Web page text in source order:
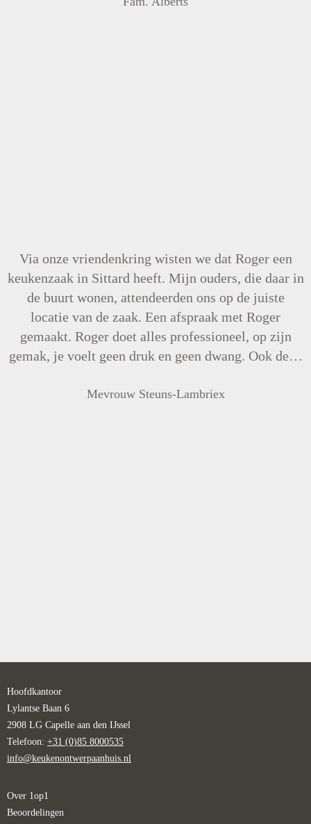
Via onze vriendenkring wisten we dat Roger een
keukenzaak in Sittard heeft. Mijn ouders, die daar in
de buurt wonen, attendeerden ons op de juiste
locatie van de zaak. Een afspraak met Roger
gemaakt. Roger doet alles professioneel, op zijn
gemak, je voelt geen druk en geen dwang. Ook de…
Mevrouw Steuns-Lambriex
Hoofdkantoor
Lylantse Baan 6
2908 LG Capelle aan den IJssel
Telefoon: +31 (0)85 8000535
info@keukenontwerpaanhuis.nl
Over 1op1
Beoordelingen